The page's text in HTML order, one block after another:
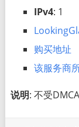
IPv4: 1
购买地址
该服务商
说明: 不受